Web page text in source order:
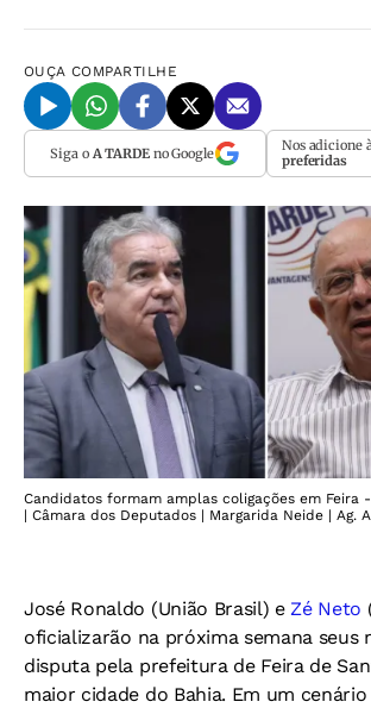
OUÇA COMPARTILHE
Siga o A TARDEno Google Nos adicione
preferidas
Candidatos formam amplas coligações em Feira
| Câmara dos Deputados | Margarida Neide | Ag.
José Ronaldo (União Brasil) eZé Neto
oficializarão na próxima semana seus
disputa pela prefeitura de Feira de
maior cidade do Bahia. Em um